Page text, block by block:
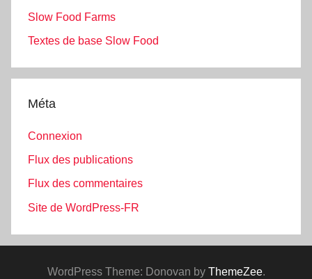
Slow Food Farms
Textes de base Slow Food
Méta
Connexion
Flux des publications
Flux des commentaires
Site de WordPress-FR
WordPress Theme: Donovan by ThemeZee.